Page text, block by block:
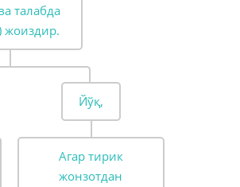
талабда
жоиздир.
Йўқ,
Агар тирик
жонзотдан